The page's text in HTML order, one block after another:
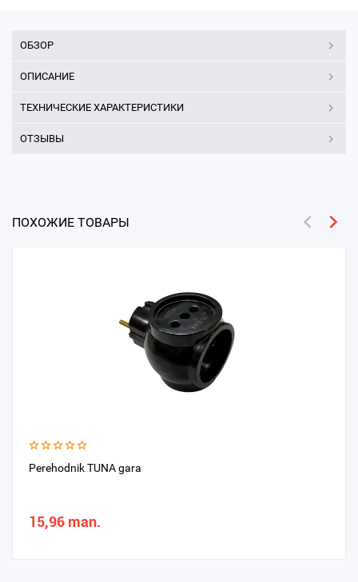
ОБЗОР
ОПИСАНИЕ
ТЕХНИЧЕСКИЕ ХАРАКТЕРИСТИКИ
ОТЗЫВЫ
ПОХОЖИЕ ТОВАРЫ
Perehodnik TUNA gara
15,96 man.